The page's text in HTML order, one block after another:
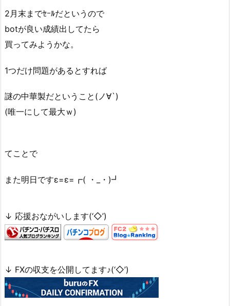
2月末までｾｰﾙだというので
botが良い成績出してたら
買ってみようかな。
1つだけ問題があるとすれば
謎の中華製だということ(ノ∀`)
(唯一にして最大ｗ)
てことで
また明日ですε=ε=┏( ・_・)┛
↓ 応援おながいします(‘◇’)ゞ
↓ FXの収支を公開してます♪(‘◇’)ゞ